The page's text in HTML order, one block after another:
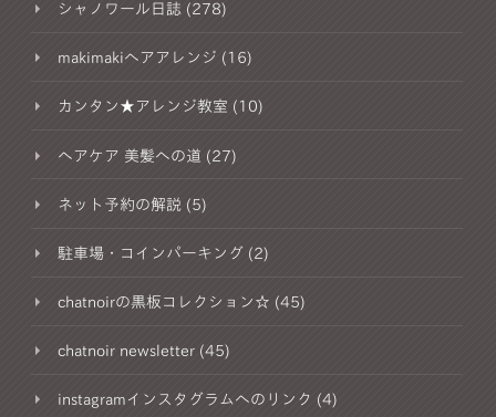
シャノワール日誌 (278)
makimakiヘアアレンジ (16)
カンタン★アレンジ教室 (10)
ヘアケア 美髪への道 (27)
ネット予約の解説 (5)
駐車場・コインパーキング (2)
chatnoirの黒板コレクション☆ (45)
chatnoir newsletter (45)
instagramインスタグラムへのリンク (4)